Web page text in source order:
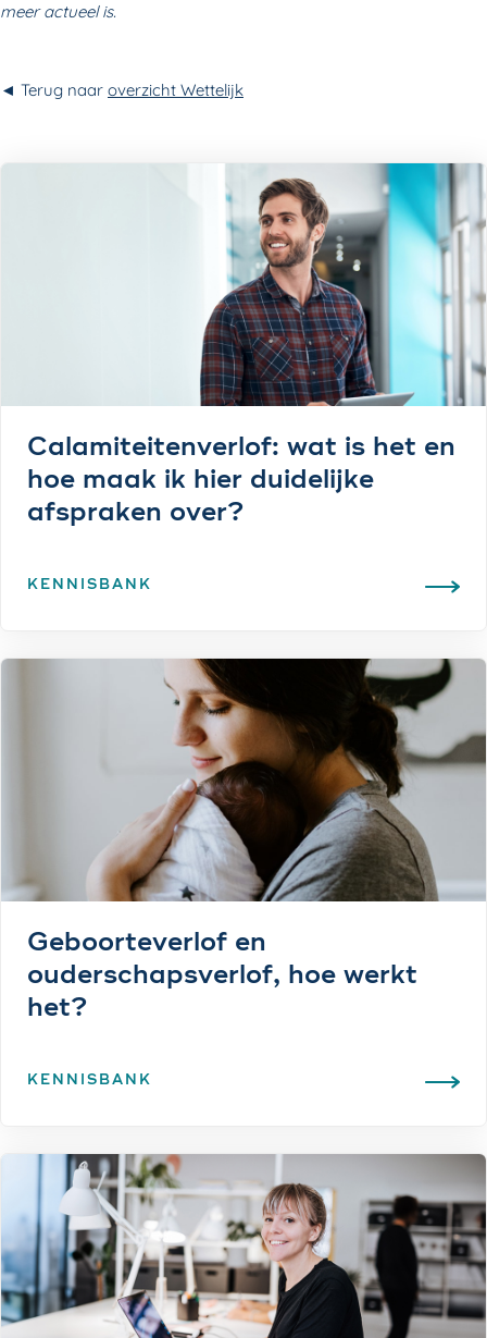
meer actueel is.
◄ Terug naar overzicht Wettelijk
Calamiteitenverlof: wat is het en
hoe maak ik hier duidelijke
afspraken over?
KENNISBANK
Geboorteverlof en
ouderschapsverlof, hoe werkt
het?
KENNISBANK